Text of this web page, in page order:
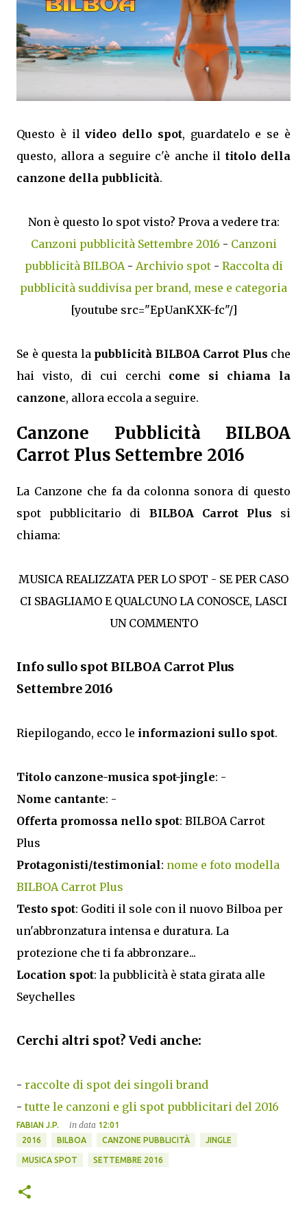
Questo è ilvideo dello spot, guardatelo e se è
questo, allora a seguire c'è anche il titolo della
canzone della pubblicità.
Non è questo lo spot visto? Prova a vedere tra:
Canzoni pubblicità Settembre 2016 - Canzoni
pubblicità BILBOA- Archivio spot- Raccolta di
pubblicità suddivisa per brand, mese e categoria
[youtube src="EpUanKXK-fc"/]
Se è questa la pubblicità BILBOA Carrot Plus che
hai visto, di cui cerchi come si chiama la
canzone, allora eccola a seguire.
Canzone Pubblicità BILBOA
Carrot Plus Settembre 2016
La Canzone che fa da colonna sonora di questo
spot pubblicitario di BILBOA Carrot Plus si
chiama:
MUSICA REALIZZATA PER LO SPOT - SE PER CASO
CI SBAGLIAMO E QUALCUNO LA CONOSCE, LASCI
UN COMMENTO
Info sullo spot BILBOA Carrot Plus
Settembre 2016
Riepilogando, ecco le informazioni sullo spot.
Titolo canzone-musica spot-jingle: -
Nome cantante: -
Offerta promossa nello spot: BILBOA Carrot
Plus
Protagonisti/testimonial: nome e foto modella
BILBOA Carrot Plus
Testo spot: Goditi il sole con il nuovo Bilboa per
un'abbronzatura intensa e duratura. La
protezione che ti fa abbronzare...
Location spot: la pubblicità è stata girata alle
Seychelles
Cerchi altri spot? Vedi anche:
- raccolte di spot dei singoli brand
-tutte le canzoni e gli spot pubblicitari del 2016
FABIAN J.P. in data 12:01
2016
BILBOA CANZONE PUBBLICITÀ JINGLE
MUSICA SPOT SETTEMBRE 2016